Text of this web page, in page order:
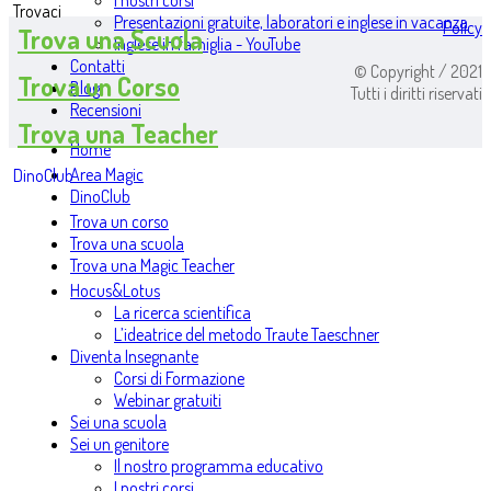
Presentazioni gratuite, laboratori e inglese in vacanza
Inglese in famiglia - YouTube
Contatti
Blog
Recensioni
Home
Area Magic
DinoClub
Trova un corso
Trova una scuola
Trova una Magic Teacher
Hocus&Lotus
La ricerca scientifica
L’ideatrice del metodo Traute Taeschner
Diventa Insegnante
Corsi di Formazione
Webinar gratuiti
Sei una scuola
Sei un genitore
Il nostro programma educativo
Trovaci
Trova una Scuola
Trova un Corso
Trova una Teacher
DinoClub
Policy
© Copyright / 2021
Tutti i diritti riservati